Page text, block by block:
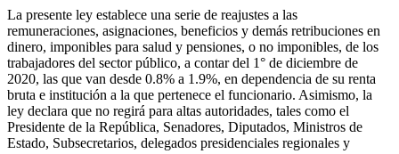
La presente ley establece una serie de reajustes a las
remuneraciones, asignaciones, beneficios y demás retribuciones en
dinero, imponibles para salud y pensiones, o no imponibles, de los
trabajadores del sector público, a contar del 1° de diciembre de
2020, las que van desde 0.8% a 1.9%, en dependencia de su renta
bruta e institución a la que pertenece el funcionario. Asimismo, la
ley declara que no regirá para altas autoridades, tales como el
Presidente de la República, Senadores, Diputados, Ministros de
Estado, Subsecretarios, delegados presidenciales regionales y